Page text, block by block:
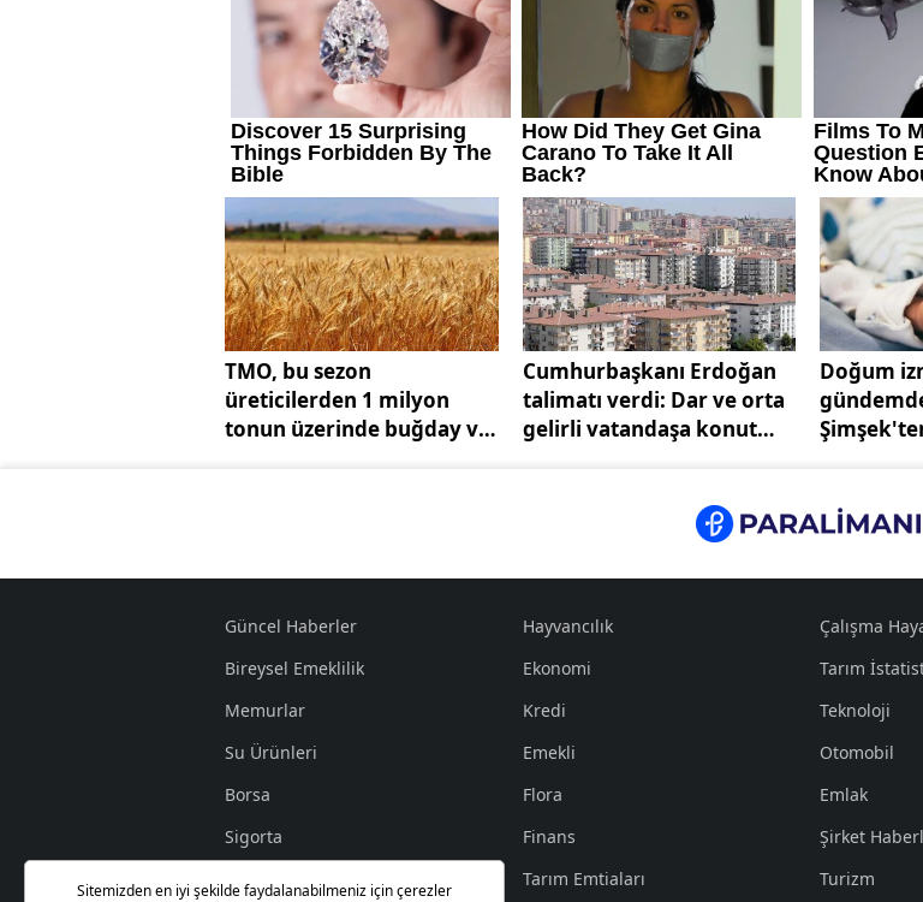
TMO, bu sezon
üreticilerden 1 milyon
tonun üzerinde buğday ve
Cumhurbaşkanı Erdoğan
talimatı verdi: Dar ve orta
gelirli vatandaşa konut
Doğum
Güncel Haberler
Bireysel Emeklilik
Memurlar
Su Ürünleri
Borsa
Sigorta
İşçi
Hayvancılık
Ekonomi
Kredi
Emekli
Flora
Finans
Tarım Emtiaları
Çalışma
Tarım
Teknoloji
Otomobil
Emlak
Şirket
Turizm
Sitemizden en iyi şekilde faydalanabilmeniz için çerezler